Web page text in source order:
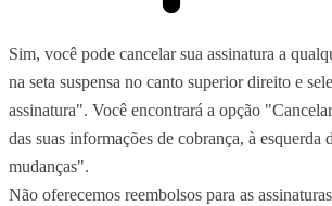
Sim, você pode cancelar sua assinatura a
na seta suspensa no canto superior direito e
assinatura". Você encontrará a opção
das suas informações de cobrança, à esquerda
mudanças".
Não oferecemos reembolsos para as